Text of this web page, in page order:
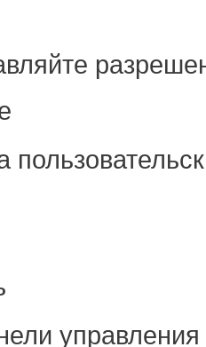
управления